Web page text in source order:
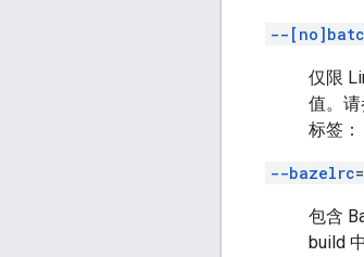
--
仅限
值。请
标签：
--bazelrc
包含
build